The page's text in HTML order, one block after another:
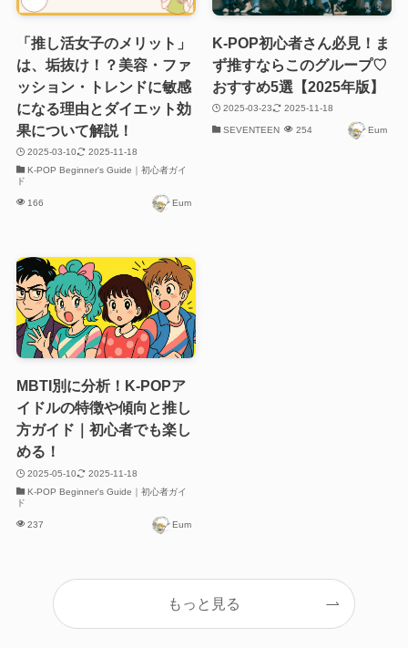
「推し活女子のメリット」
は、垢抜け！？美容・ファ
ッション・トレンドに敏感
になる理由とダイエット効
果について解説！
2025-03-10
2025-11-18
K-POP Beginner's Guide｜初心者ガイ
ド
166 Eum
K-POP初心者さん必見！ま
ず推すならこのグループ♡
おすすめ5選【2025年版】
2025-03-23 2025-11-18
SEVENTEEN 254 Eum
MBTI別に分析！K-POPア
イドルの特徴や傾向と推し
方ガイド｜初心者でも楽し
める！
2025-05-10
2025-11-18
K-POP Beginner's Guide｜初心者ガイ
ド
237 Eum
もっと見る